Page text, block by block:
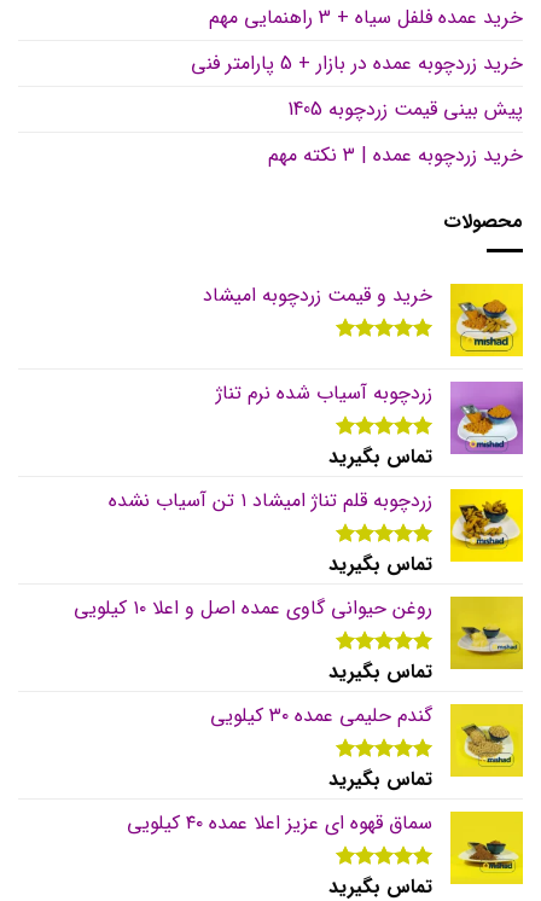
خرید عمده فلفل سیاه + 3 راهنمایی مهم
خرید زردچوبه عمده در بازار + 5 پارامتر فنی
پیش بینی قیمت زردچوبه 1405
خرید زردچوبه عمده | ۳ نکته مهم
محصولات
خرید و قیمت زردچوبه امیشاد
زردچوبه آسیاب شده نرم تناژ
نمره 5.00
تماس بگیرید
زردچوبه قلم تناژ امیشاد ۱ تن آسیاب نشده
نمره 5.00
تماس بگیرید
روغن حیوانی گاوی عمده اصل و اعلا ۱۰ کیلویی
نمره 5.00
تماس بگیرید
گندم حلیمی عمده ۳۰ کیلویی
نمره 5.00
تماس بگیرید
سماق قهوه ای عزیز اعلا عمده ۴۰ کیلویی
نمره 5.00
تماس بگیرید